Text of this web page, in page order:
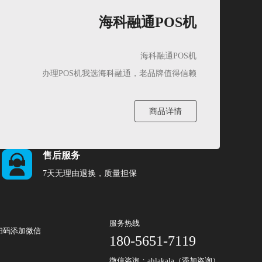
海科融通POS机
海科融通POS机
办理POS机我选海科融通，老品牌值得信赖
商品详情
售后服务
7天无理由退换，质量担保
码添加微信
服务热线
180-5651-7119